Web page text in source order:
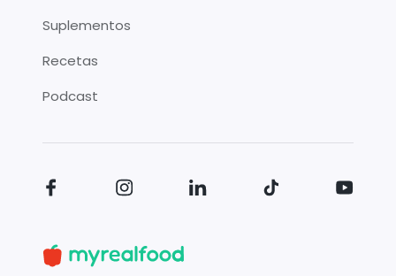
Suplementos
Recetas
Podcast